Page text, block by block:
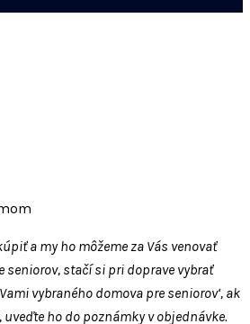
a my ho môžeme za Vás venovať
seniorov, stačí si pri doprave vybrať
vybraného domova pre seniorov‘, ak
ho do poznámky v objednávke.